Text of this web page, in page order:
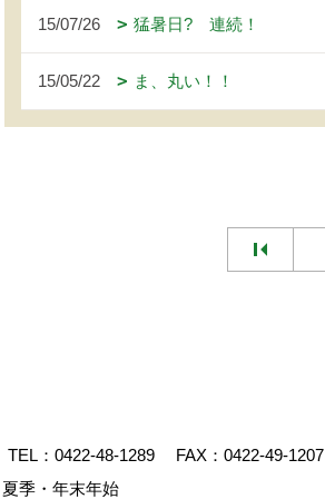
15/07/26 猛暑日? 連続！
15/05/22 ま、丸い！！
TEL： 0422-48-1289
FAX：0422-49-1207
夏季・年末年始